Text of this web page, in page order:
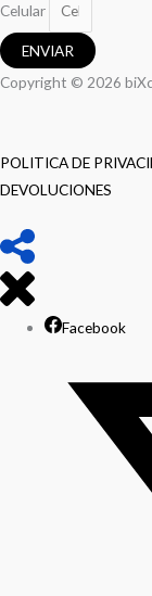
Celular
ENVIAR
Copyright © 2026
POLITICA DE
DEVOLUCIONES
Facebook